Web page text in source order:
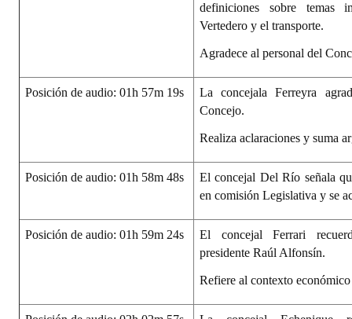
definiciones sobre temas
Vertedero y el transporte.
Agradece al personal del
Posición de audio: 01h 57m 19s
La concejala Ferreyra
Concejo.
Realiza aclaraciones y suma
Posición de audio: 01h 58m 48s
El concejal Del Río señala
en comisión Legislativa y se
Posición de audio: 01h 59m 24s
El concejal Ferrari
presidente Raúl Alfonsín.
Refiere al contexto